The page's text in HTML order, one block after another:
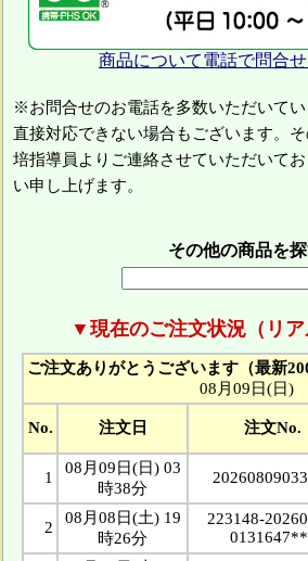
商品について電話で問合
※お問合せのお電話を多数いただいて
直接対応できない場合もございます。
培指導員よりご連絡させていただいて
い申し上げます。
その他の商品を
▼現在のご注文状況（リ